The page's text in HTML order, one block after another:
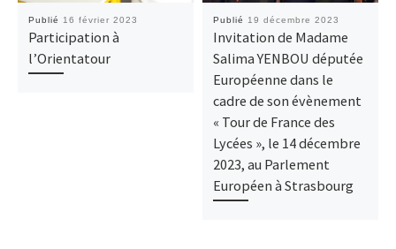
Publié 16 février 2023
Participation à
l’Orientatour
Publié 19 décembre 2023
Invitation de Madame
Salima YENBOU députée
Européenne dans le
cadre de son évènement
« Tour de France des
Lycées », le 14 décembre
2023, au Parlement
Européen à Strasbourg